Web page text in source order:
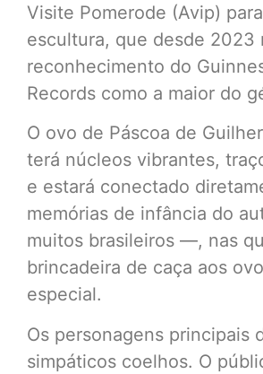
Visite Pomerode (Avip)
escultura, que desde 2023
reconhecimento do
Records como a maior do
O ovo de Páscoa de
terá núcleos vibrantes,
e estará conectado
memórias de infância do
muitos brasileiros —, nas
brincadeira de caça aos
especial.
Os personagens principais
simpáticos coelhos. O